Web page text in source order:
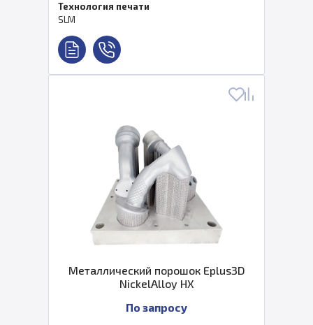
Технология печати
SLM
Металлический порошок Eplus3D
NickelAlloy HX
По запросу